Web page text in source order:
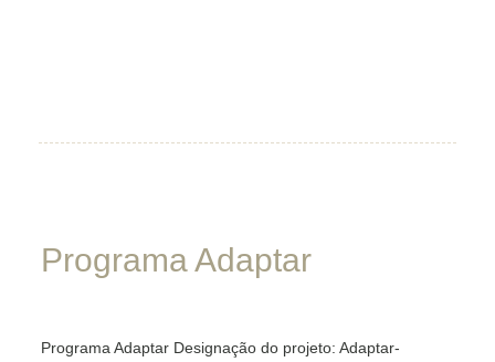
ProgramaAdaptar
Programa Adaptar Designação do projeto: Adaptar-